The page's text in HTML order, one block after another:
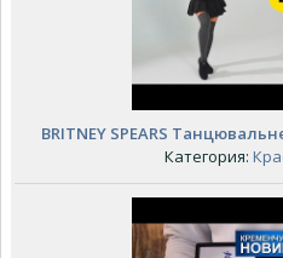
BRITNEY SPEARS
Категория: